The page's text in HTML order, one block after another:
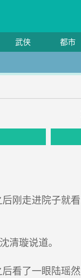
武侠 都市
刚走进院子就
清璇说道。
看了一眼陆瑶